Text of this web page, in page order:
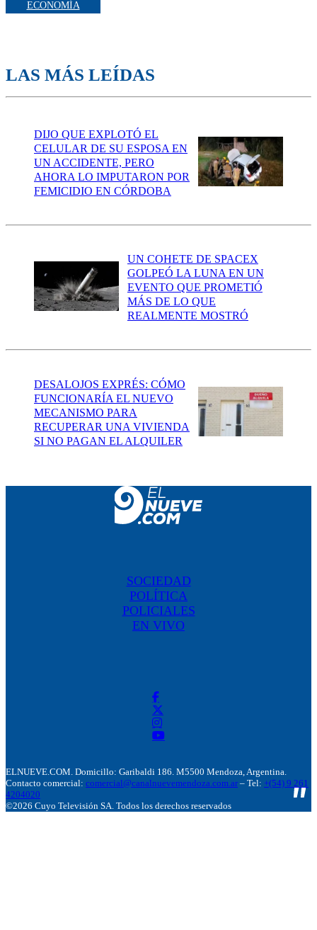
ECONOMÍA
LAS MÁS LEÍDAS
DIJO QUE EXPLOTÓ EL
CELULAR DE SU ESPOSA EN
UN ACCIDENTE, PERO
AHORA LO IMPUTARON POR
FEMICIDIO EN CÓRDOBA
UN COHETE DE SPACEX
GOLPEÓ LA LUNA EN UN
EVENTO QUE PROMETIÓ
MÁS DE LO QUE
REALMENTE MOSTRÓ
DESALOJOS EXPRÉS: CÓMO
FUNCIONARÍA EL NUEVO
MECANISMO PARA
RECUPERAR UNA VIVIENDA
SI NO PAGAN EL ALQUILER
SOCIEDAD
POLÍTICA
POLICIALES
EN VIVO
ELNUEVE.COM. Domicillo: Garibaldi 186. M5500 Mendoza, Argentina.
Contacto comercial: comercial@canalnuevemendoza.com.ar – Tel: +(54) 9 261
4204020
©2026 Cuyo Televisión SA. Todos los derechos reservados